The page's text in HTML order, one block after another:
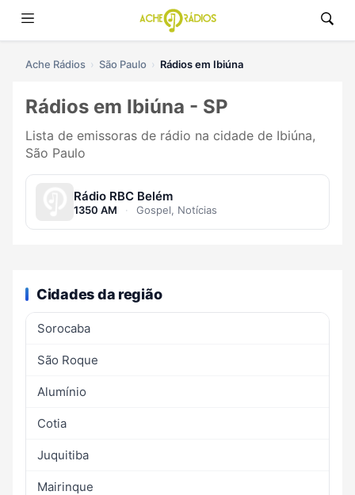
Ache Rádios São Paulo Rádios em Ibiúna
Rádios em Ibiúna - SP
Lista de emissoras de rádio na cidade de Ibiúna,
São Paulo
Rádio RBC Belém
1350 AM · Gospel, Notícias
Cidades da região
Sorocaba
São Roque
Alumínio
Cotia
Juquitiba
Mairinque